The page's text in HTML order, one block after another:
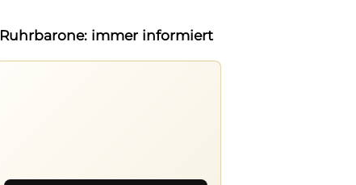
Ruhrbarone: immer informiert